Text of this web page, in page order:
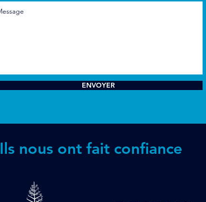
ENVOYER
Ils nous ont fait confiance